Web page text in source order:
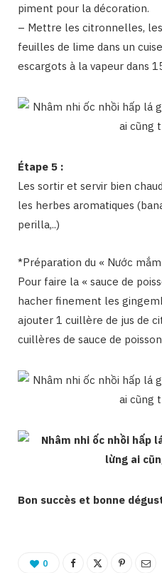
piment pour la décoration.
– Mettre les citronnelles,
feuilles de lime dans un
escargots à la vapeur dans
Étape 5 :
Les sortir et servir bien
les herbes aromatiques
perilla,..)
*Préparation du « Nước
Pour faire la « sauce de
hacher finement les
ajouter 1 cuillère de jus de
cuillères de sauce de
Bon succès et bonne
0